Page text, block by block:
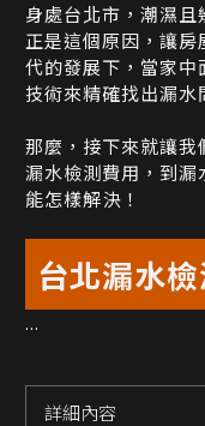
身處台北市，潮濕且
正是這個原因，讓
代的發展下，當家
技術來精確找出漏水
那麼，接下來就讓
漏水檢測費用，到
能怎樣解決！
台北漏水
...
詳細內容